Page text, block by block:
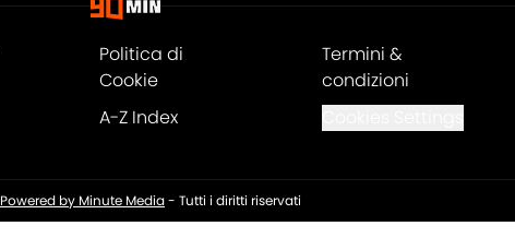
Politica di
Cookie
Termini &
condizioni
A-Z Index
Powered by Minute Media- Tutti i diritti riservati